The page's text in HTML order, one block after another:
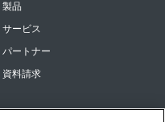
製品
サービス
パートナー
資料請求